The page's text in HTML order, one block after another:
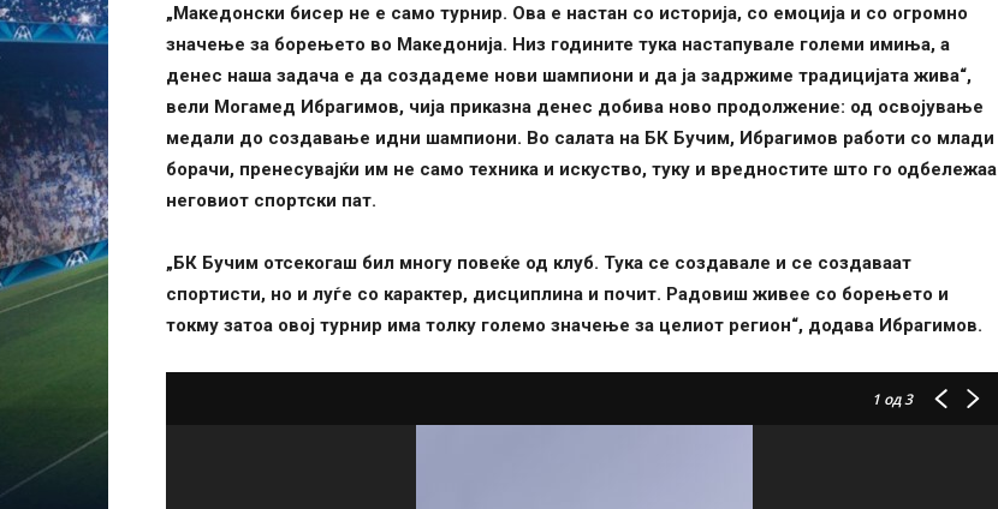
„Македонски бисер не е само турнир. Ова е настан со историја, со емоција и со огромно
значење за борењето во Македонија. Низ годините тука настапувале големи имиња, а
денес наша задача е да создадеме нови шампиони и да ја задржиме традицијата жива“,
вели Могамед Ибрагимов, чија приказна денес добива ново продолжение: од освојување
медали до создавање идни шампиони. Во салата на БК Бучим, Ибрагимов работи со млади
борачи, пренесувајќи им не само техника и искуство, туку и вредностите што го одбележаа
неговиот спортски пат.
„БК Бучим отсекогаш бил многу повеќе од клуб. Тука се создавале и се создаваат
спортисти, но и луѓе со карактер, дисциплина и почит. Радовиш живее со борењето и
токму затоа овој турнир има толку големо значење за целиот регион“, додава Ибрагимов.
1 од 3